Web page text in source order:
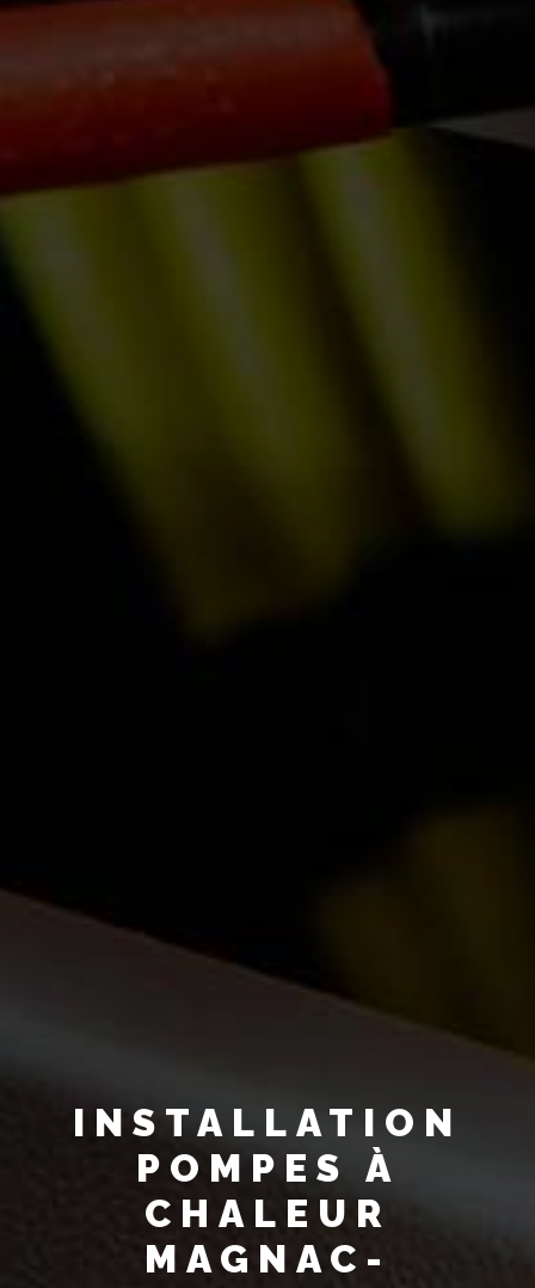
INSTALLATION
POMPES À
CHALEUR
MAGNAC-